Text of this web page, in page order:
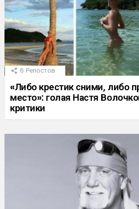
6 Репостов
«Либо крестик сними, либо
место»: голая Настя
критики